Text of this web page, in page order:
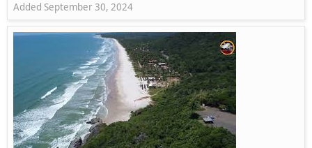
Added September 30, 2024